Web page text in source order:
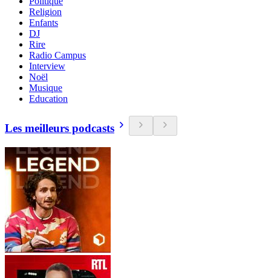
Religion
Enfants
DJ
Rire
Radio Campus
Interview
Noël
Musique
Education
Les meilleurs podcasts